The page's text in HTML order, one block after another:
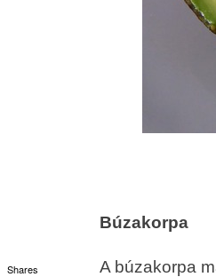
Búzakorpa
A búzakorpa
Shares